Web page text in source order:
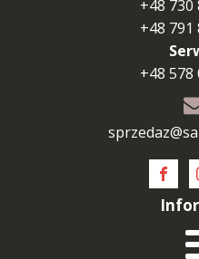
+48 730
+48 791
+48 578